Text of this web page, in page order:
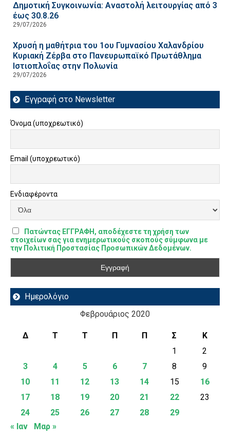
Δημοτική Συγκοινωνία: Αναστολή λειτουργίας από 3
έως 30.8.26
29/07/2026
Χρυσή η μαθήτρια του 1ου Γυμνασίου Χαλανδρίου
Κυριακή Ζέρβα στο Πανευρωπαϊκό Πρωτάθλημα
Ιστιοπλοΐας στην Πολωνία
29/07/2026
Εγγραφή στο Newsletter
Όνομα (υποχρεωτικό)
Email (υποχρεωτικό)
Ενδιαφέροντα
Πατώντας ΕΓΓΡΑΦΗ, αποδέχεστε τη χρήση των
στοιχείων σας για ενημερωτικούς σκοπούς σύμφωνα με
την Πολιτική Προστασίας Προσωπικών Δεδομένων.
Ημερολόγιο
Φεβρουάριος 2020
Δ Τ Τ Π Π Σ
Κ
1
2
3
4 5 6 7 8
9
10
11 12 13 14 15
16
17
18 19 20 21 22
23
24
25 26 27 28
29
« Ιαν
Μαρ »